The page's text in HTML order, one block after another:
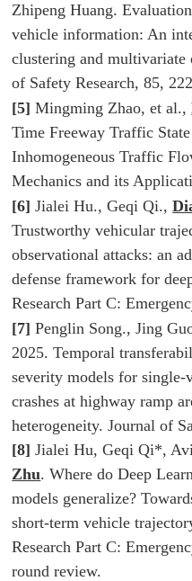
Zhipeng Huang.
vehicle information: An
clustering and
of Safety Research, 85,
[5] Mingming Zhao, et al.,
Time Freeway Traffic
Inhomogeneous Traffic
Mechanics and its
[6]Jialei Hu., Geqi Qi.,
Trustworthy vehicular
observational attacks: an
defense framework for
Research Part C:
[7]Penglin Song., Jing
2025. Temporal
severity models for
crashes at highway ramp
heterogeneity.Journal of
[8] Jialei Hu, Geqi Qi*,
Zhu. Where do Deep
models generalize?
short-term vehicle
Research Part C:
round review.